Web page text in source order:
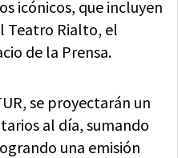
icónicos, que incluyen
Teatro Rialto, el
de la Prensa.
se proyectarán un
al día, sumando
una emisión